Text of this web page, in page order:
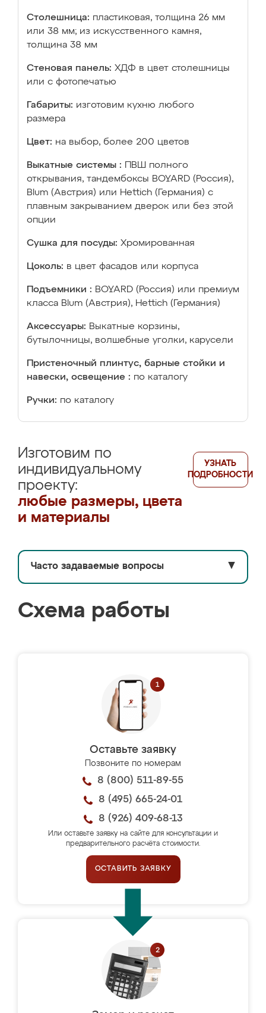
Столешница: пластиковая, толщина 26 мм
или 38 мм; из искусственного камня,
толщина 38 мм
Стеновая панель: ХДФ в цвет столешницы
или с фотопечатью
Габариты: изготовим кухню любого
размера
Цвет: на выбор, более 200 цветов
Выкатные системы :
ПВШ полного
открывания, тандембоксы BOYARD (Россия),
Blum (Австрия) или Hettich (Германия) с
плавным закрыванием дверок или без этой
опции
Сушка для посуды: Хромированная
Цоколь: в цвет фасадов или корпуса
Подъемники : BOYARD (Россия) или премиум
класса Blum (Австрия), Hettich (Германия)
Аксессуары: Выкатные корзины,
бутылочницы, волшебные уголки, карусели
Пристеночный плинтус, барные стойки и
навески, освещение : по каталогу
Ручки: по каталогу
Изготовим по
индивидуальному
проекту:
любые размеры, цвета
и материалы
УЗНАТЬ
ПОДРОБНОСТИ
Часто задаваемые вопросы ▼
Схема работы
Оставьте заявку
Позвоните по номерам
8 (800) 511-89-55
8 (495) 665-24-01
8 (926) 409-68-13
Или оставьте заявку на сайте для консультации и
предварительного расчёта стоимости.
ОСТАВИТЬ ЗАЯВКУ